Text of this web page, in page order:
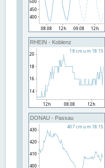
RHEIN - Koblenz
DONAU - Passau